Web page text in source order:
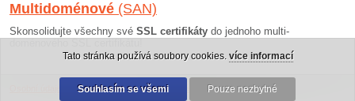
Multidoménové (SAN)
Skonsolidujte všechny své SSL certifikáty do jednoho multi-
Obchodní podmínky|30 dní záruka
Tato stránka používá soubory cookies. více informací
Souhlasím se všemi Pouze nezbytné